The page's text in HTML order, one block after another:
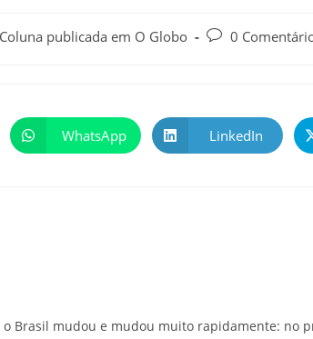
Coluna publicada em O Globo 0
WhatsApp LinkedIn
o Brasil mudou e mudou muito rapidamente: no